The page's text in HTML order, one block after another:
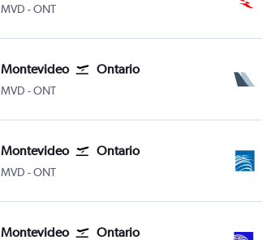
MVD Montevideo Internacional de Carrasco
-ONT
Montevideo Ontario
MVD Montevideo Internacional de Carrasco
-ONT
Montevideo Ontario
MVD Montevideo Internacional de Carrasco
-ONT
Montevideo Ontario